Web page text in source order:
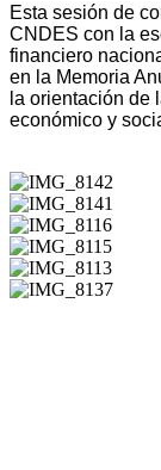
Esta sesión de
CNDES con la
financiero
en la Memoria
la orientación de
económico y